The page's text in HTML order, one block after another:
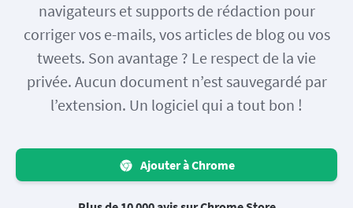
navigateurs et supports de rédaction pour
corriger vos e-mails, vos articles de blog ou vos
tweets. Son avantage ? Le respect de la vie
privée. Aucun document n’est sauvegardé par
l’extension. Un logiciel qui a tout bon !
Ajouter à Chrome